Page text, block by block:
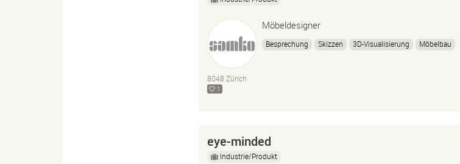
Möbeldesigner
Besprechung Skizzen 3D-Visualisierung Möbelbau
8048 Zürich
1
eye-minded
Industrie/Produkt